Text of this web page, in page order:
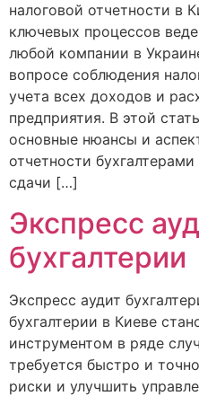
налоговой отчетности в
ключевых процессов
любой компании в
вопросе соблюдения
учета всех доходов и
предприятия. В этой
основные нюансы и
отчетности
сдачи […]
Экспресс
бухгалтерии
Экспресс аудит
бухгалтерии в Киеве
инструментом в ряде
требуется быстро и
риски и улучшить